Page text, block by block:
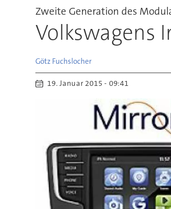
Zweite Generation des
Volkswagens
Götz Fuchslocher
19. Januar 2015 - 09:41